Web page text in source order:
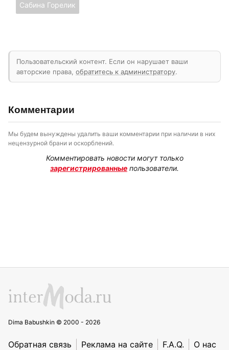
Сабина Горелик
Пользовательский контент. Если он нарушает ваши
авторские права, обратитесь к администратору.
Комментарии
Мы будем вынуждены удалить ваши комментарии при наличии в них
нецензурной брани и оскорблений.
Комментировать новости могут только
зарегистрированные пользователи.
Dima Babushkin © 2000 - 2026
Обратная связь Реклама на сайте F.A.Q. О нас